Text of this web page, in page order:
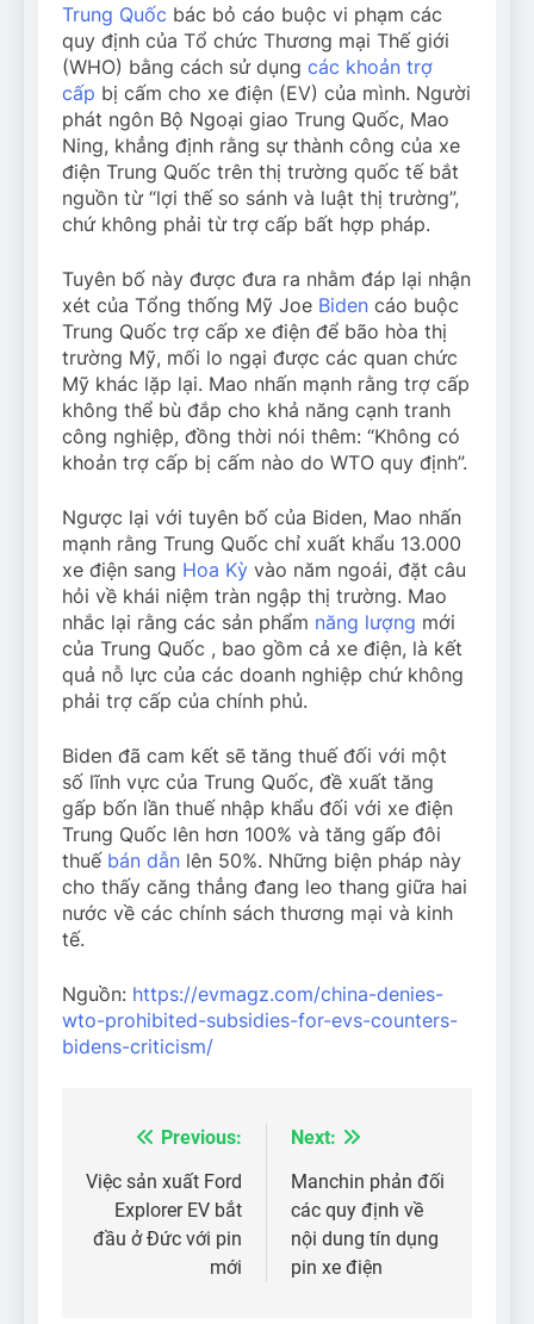
Trung Quốc bác bỏ cáo buộc vi phạm các
quy định của Tổ chức Thương mại Thế giới
(WHO) bằng cách sử dụng các khoản trợ
cấp bị cấm cho xe điện (EV) của mình. Người
phát ngôn Bộ Ngoại giao Trung Quốc, Mao
Ning, khẳng định rằng sự thành công của xe
điện Trung Quốc trên thị trường quốc tế bắt
nguồn từ “lợi thế so sánh và luật thị trường”,
chứ không phải từ trợ cấp bất hợp pháp.
Tuyên bố này được đưa ra nhằm đáp lại nhận
xét của Tổng thống Mỹ Joe Biden cáo buộc
Trung Quốc trợ cấp xe điện để bão hòa thị
trường Mỹ, mối lo ngại được các quan chức
Mỹ khác lặp lại. Mao nhấn mạnh rằng trợ cấp
không thể bù đắp cho khả năng cạnh tranh
công nghiệp, đồng thời nói thêm: “Không có
khoản trợ cấp bị cấm nào do WTO quy định”.
Ngược lại với tuyên bố của Biden, Mao nhấn
mạnh rằng Trung Quốc chỉ xuất khẩu 13.000
xe điện sang Hoa Kỳ vào năm ngoái, đặt câu
hỏi về khái niệm tràn ngập thị trường. Mao
nhắc lại rằng các sản phẩm năng lượng mới
của Trung Quốc , bao gồm cả xe điện, là kết
quả nỗ lực của các doanh nghiệp chứ không
phải trợ cấp của chính phủ.
Biden đã cam kết sẽ tăng thuế đối với một
số lĩnh vực của Trung Quốc, đề xuất tăng
gấp bốn lần thuế nhập khẩu đối với xe điện
Trung Quốc lên hơn 100% và tăng gấp đôi
thuế bán dẫn lên 50%. Những biện pháp này
cho thấy căng thẳng đang leo thang giữa hai
nước về các chính sách thương mại và kinh
tế.
Nguồn: https://evmagz.com/china-denies-
wto-prohibited-subsidies-for-evs-counters-
bidens-criticism/
Điều
hướng
bài
Previous:
Việc sản xuất Ford
Explorer EV bắt
đầu ở Đức với pin
mới
Next:
Manchin phản đối
các quy định về
nội dung tín dụng
pin xe điện